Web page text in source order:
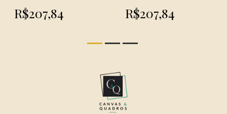
R$207,84 R$207,84